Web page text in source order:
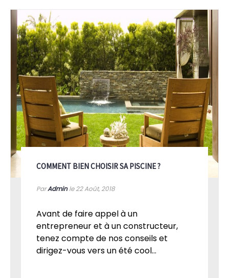
COMMENT BIEN CHOISIR SA PISCINE ?
ParAdminle 22Août, 2018
Avant de faire appel à un
entrepreneur et à un constructeur,
tenez compte de nos conseils et
dirigez-vous vers un été cool...